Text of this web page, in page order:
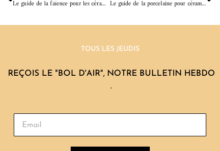
Le guide de la faïence pour les céramistes Le guide de la porcelaine pour céramiste
TOUS LES JEUDIS
REÇOIS LE "BOL D'AIR", NOTRE BULLETIN HEBDO
.